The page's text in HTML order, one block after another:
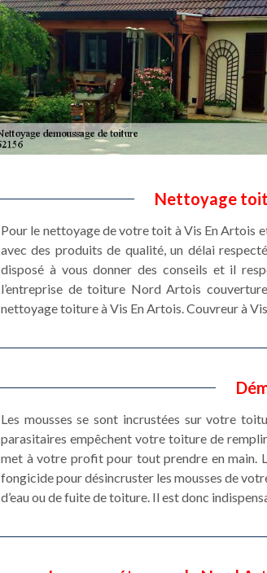
Nettoyage
Pour le nettoyage de votre toit à Vis En Artois
avec des produits de qualité, un délai
disposé à vous donner des conseils et il
l’entreprise de toiture Nord Artois
nettoyage toiture à Vis En Artois. Couvreur à
Les mousses se sont incrustées sur votre
parasitaires empêchent votre toiture de
met à votre profit pour tout prendre en main.
fongicide pour désincruster les mousses de
d’eau ou de fuite de toiture. Il est donc